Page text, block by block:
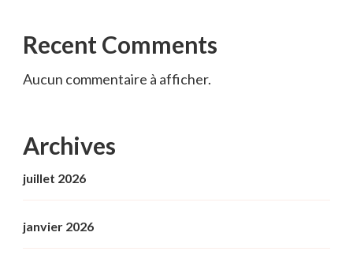
Recent Comments
Aucun commentaire à afficher.
Archives
juillet 2026
janvier 2026